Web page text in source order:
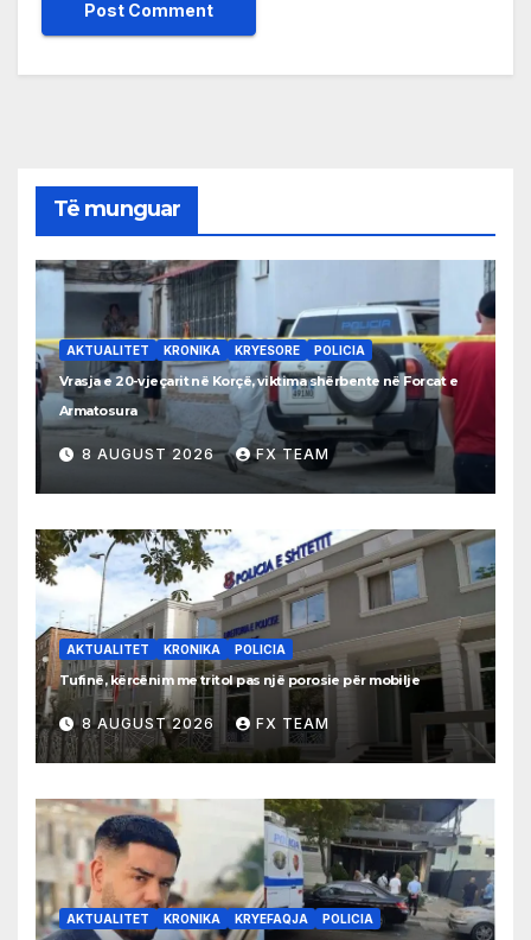
Të munguar
AKTUALITET KRONIKA KRYESORE POLICIA
Vrasja e 20-vjeçarit në Korçë, viktima shërbente në Forcat e
Armatosura
8 AUGUST 2026 FX TEAM
AKTUALITET KRONIKA POLICIA
Tufinë, kërcënim me tritol pas një porosie për mobilje
8 AUGUST 2026 FX TEAM
AKTUALITET KRONIKA KRYEFAQJA POLICIA